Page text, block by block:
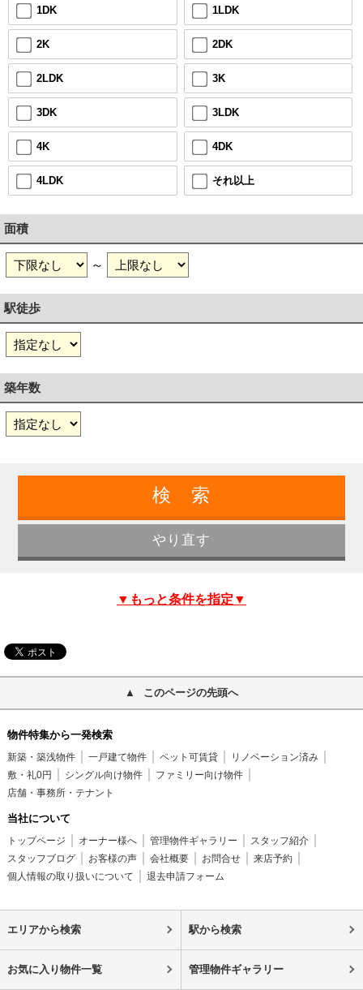
1DK 1LDK
2K 2DK
2LDK 3K
3DK 3LDK
4K 4DK
4LDK それ以上
面積
～
駅徒歩
築年数
▼もっと条件を指定▼
このページの先頭へ
物件特集から一発検索
新築・築浅物件 一戸建て物件 ペット可賃貸
リノベーション済み
敷・礼0円
シングル向け物件
ファミリー向け物件
店舗・事務所・テナント
当社について
トップページ オーナー様へ 管理物件ギャラリー
スタッフ紹介
スタッフブログ
お客様の声 会社概要 お問合せ
来店予約
個人情報の取り扱いについて
退去申請フォーム
エリアから検索 駅から検索
お気に入り物件一覧 管理物件ギャラリー